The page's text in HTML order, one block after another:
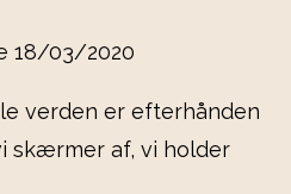
18/03/2020
verden er efterhånden
skærmer af, vi holder